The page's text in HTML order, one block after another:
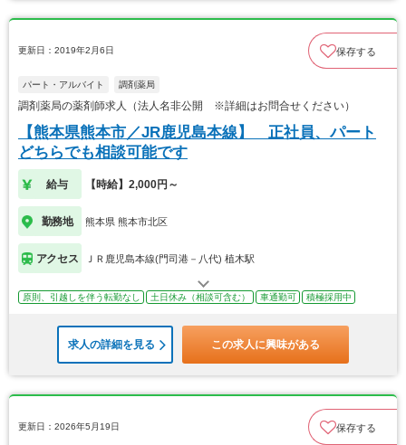
更新日：2019年2月6日 保存する
パート・アルバイト 調剤薬局
調剤薬局の薬剤師求人（法人名非公開 ※詳細はお問合せください）
【熊本県熊本市／JR鹿児島本線】 正社員、パート
どちらでも相談可能です
給与 【時給】2,000円～
勤務地 熊本県 熊本市北区
アクセス ＪＲ鹿児島本線(門司港－八代) 植木駅
原則、引越しを伴う転勤なし 土日休み（相談可含む） 車通勤可 積極採用中
求人の詳細を見る この求人に興味がある
更新日：2026年5月19日 保存する